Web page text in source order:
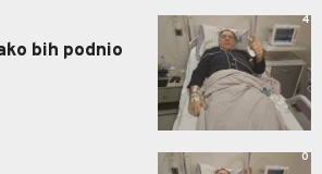
bih podnio
4
0